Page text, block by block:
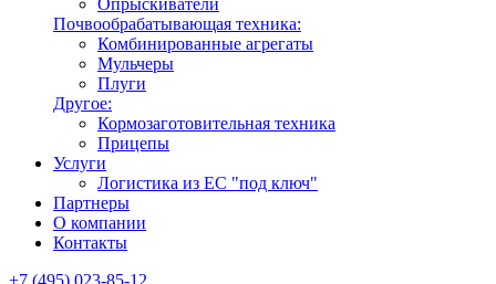
Опрыскиватели
Почвообрабатывающая техника:
Комбинированные агрегаты
Мульчеры
Плуги
Другое:
Кормозаготовительная техника
Прицепы
Услуги
Логистика из ЕС "под ключ"
Партнеры
О компании
Контакты
+7 (495) 023-85-12